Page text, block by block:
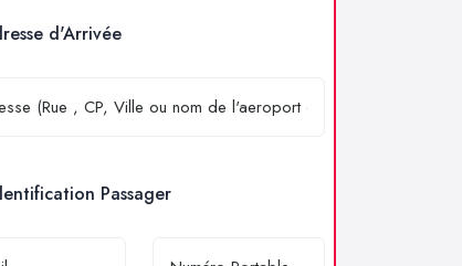
d'Arrivée
Passager